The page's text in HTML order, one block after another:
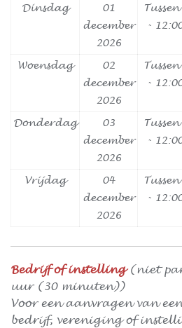
Dinsdag
01
december
2026
-
Woensdag
02
december
2026
-
Donderdag
03
december
2026
-
Vrijdag
04
december
2026
-
Bedrijf of instelling(niet
uur (30 minuten))
Voor een aanvragen van
bedrijf, vereniging of